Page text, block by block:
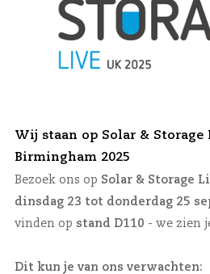
Wij staan op Solar & Storage
Birmingham 2025
Bezoek ons op Solar & Storage
dinsdag 23 tot donderdag 25
vinden op stand D110 - we zien
Dit kun je van ons verwachten: